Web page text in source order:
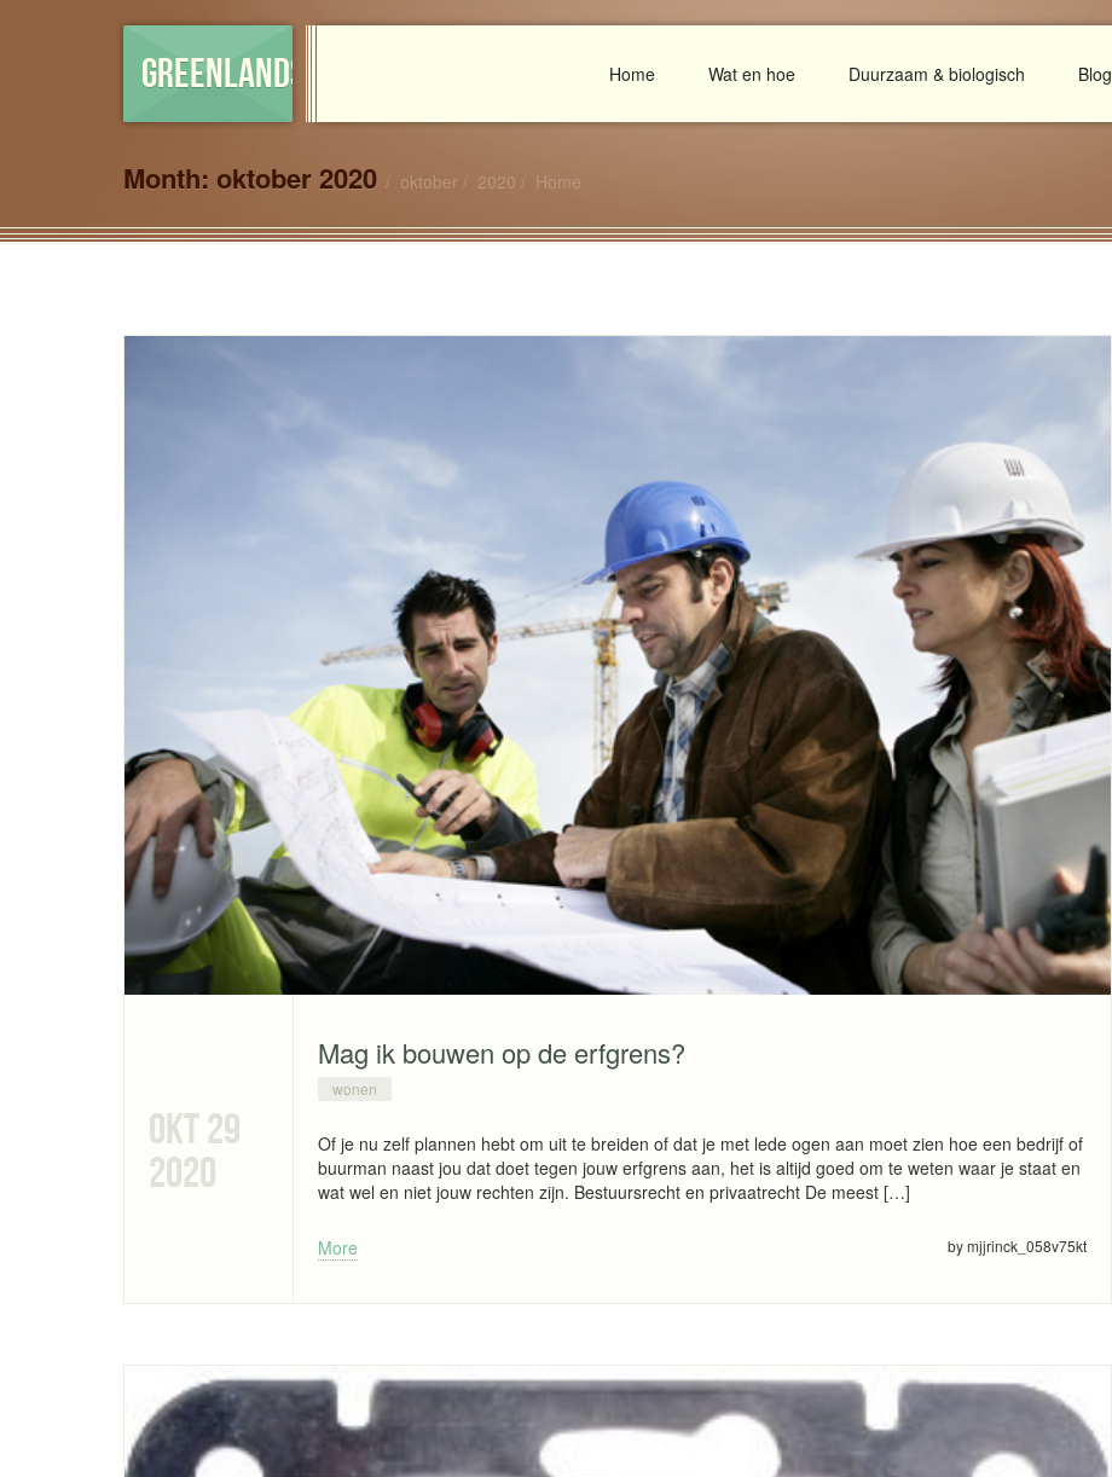
GREENLANDSHOP Home Wat en hoe Duurzaam & biologisch Blog
Month: oktober 2020 Home
2020
oktober
okt 29
2020
Mag ik bouwen op de erfgrens?
wonen
Of je nu zelf plannen hebt om uit te breiden of dat je met lede ogen aan moet zien hoe een bedrijf of
buurman naast jou dat doet tegen jouw erfgrens aan, het is altijd goed om te weten waar je staat en
wat wel en niet jouw rechten zijn. Bestuursrecht en privaatrecht De meest […]
More by mjjrinck_058v75kt